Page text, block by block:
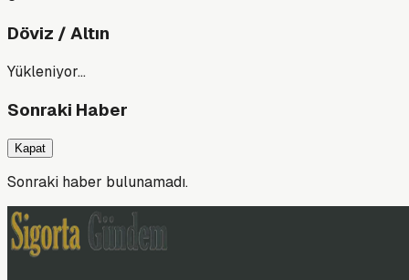
Döviz / Altın
Yükleniyor…
Sonraki Haber
Kapat
Sonraki haber bulunamadı.